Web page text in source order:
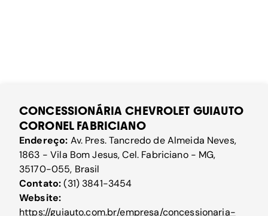
CONCESSIONÁRIA CHEVROLET GUIAUTO
CORONEL FABRICIANO
Endereço: Av. Pres. Tancredo de Almeida Neves,
1863 - Vila Bom Jesus, Cel. Fabriciano - MG,
35170-055, Brasil
Contato:(31) 3841-3454
Website:
https://guiauto.com.br/empresa/concessionaria-